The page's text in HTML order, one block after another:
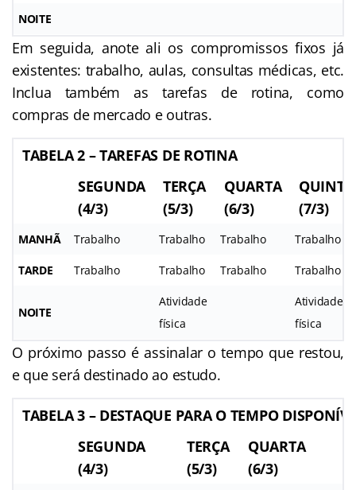
NOITE
Em seguida, anote ali os compromissos fixos já
existentes: trabalho, aulas, consultas médicas, etc.
Inclua também as tarefas de rotina, como
compras de mercado e outras.
TABELA 2 – TAREFAS DE ROTINA
SEGUNDA
(4/3)
TERÇA
(5/3)
QUARTA
(6/3)
QUINTA
(7/3)
MANHÃ Trabalho Trabalho Trabalho Trabalho
TARDE Trabalho Trabalho Trabalho Trabalho
NOITE
Atividade
física
Atividade
física
O próximo passo é assinalar o tempo que restou,
e que será destinado ao estudo.
TABELA 3 – DESTAQUE PARA O TEMPO
SEGUNDA
(4/3)
TERÇA
(5/3)
QUARTA
(6/3)